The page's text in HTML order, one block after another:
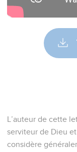
L’auteur de cette
serviteur de Dieu
considère